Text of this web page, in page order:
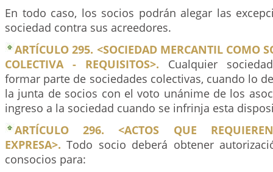
En todo caso, los socios podrán alegar las
sociedad contra sus acreedores.
ARTÍCULO 295. <SOCIEDAD MERCANTIL COMO
COLECTIVA - REQUISITOS>. Cualquier
formar parte de sociedades colectivas, cuando lo
la junta de socios con el voto unánime de los
ingreso a la sociedad cuando se infrinja esta
ARTÍCULO 296. <ACTOS QUE
EXPRESA>. Todo socio deberá obtener
consocios para: